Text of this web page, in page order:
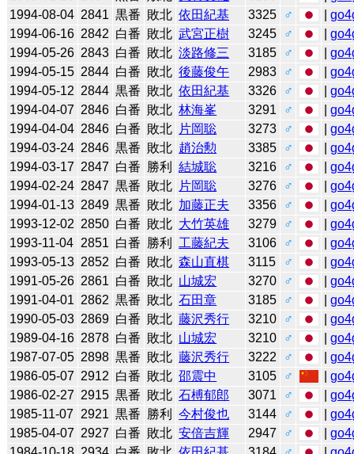
1994-08-04 2841 黒番 敗北 依田紀基 3325 ♂ |
1994-06-16 2842 白番 敗北 武宮正樹 3245 ♂ |
1994-05-26 2843 白番 敗北 淡路修三 3185 ♂ |
1994-05-15 2844 白番 敗北 後藤俊午 2983 ♂ |
1994-05-12 2844 黒番 敗北 依田紀基 3326 ♂ |
1994-04-07 2846 白番 敗北 林海峯 3291 ♂ |
1994-04-04 2846 白番 敗北 片岡聡 3273 ♂ |
1994-03-24 2846 黒番 敗北 趙治勲 3385 ♂ |
1994-03-17 2847 白番 勝利 結城聡 3216 ♂ |
1994-02-24 2847 黒番 敗北 片岡聡 3276 ♂ |
1994-01-13 2849 黒番 敗北 加藤正夫 3356 ♂ |
1993-12-02 2850 白番 敗北 大竹英雄 3279 ♂ |
1993-11-04 2851 白番 勝利 工藤紀夫 3106 ♂ |
1993-05-13 2852 白番 敗北 森山直棋 3115 ♂ |
1991-05-26 2861 白番 敗北 山城宏 3270 ♂ |
1991-04-01 2862 黒番 敗北 石田章 3185 ♂ |
1990-05-03 2869 白番 敗北 藤沢秀行 3210 ♂ |
1989-04-16 2878 白番 敗北 山城宏 3210 ♂ |
1987-07-05 2898 黒番 敗北 藤沢秀行 3222 ♂ |
1986-05-07 2912 白番 敗北 邵震中 3105 ♂ |
1986-02-27 2915 黒番 敗北 石榑郁郎 3071 ♂ |
1985-11-07
2921 黒番 勝利 今村俊也 3144 ♂ |
1985-04-07 2927 白番 敗北 安倍吉輝 2947 ♂ |